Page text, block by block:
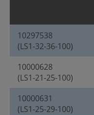
10297538
(LS1-32-36-100)
10000628
(LS1-21-25-100)
10000631
(LS1-25-29-100)